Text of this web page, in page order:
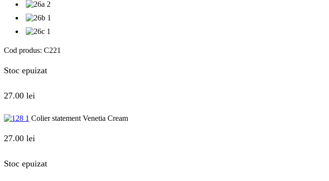
Cod produs: C221
Stoc epuizat
27.00 lei
Colier statement Venetia Cream
27.00 lei
Stoc epuizat